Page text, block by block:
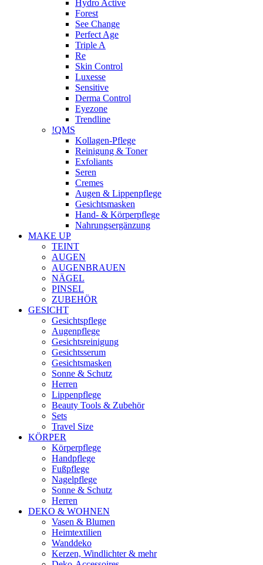
Hydro Active
Forest
See Change
Perfect Age
Triple A
Re
Skin Control
Luxesse
Sensitive
Derma Control
Eyezone
Trendline
!QMS
Kollagen-Pflege
Reinigung & Toner
Exfoliants
Seren
Cremes
Augen & Lippenpflege
Gesichtsmasken
Hand- & Körperpflege
Nahrungsergänzung
MAKE UP
TEINT
AUGEN
AUGENBRAUEN
NÄGEL
PINSEL
ZUBEHÖR
GESICHT
Gesichtspflege
Augenpflege
Gesichtsreinigung
Gesichtsserum
Gesichtsmasken
Sonne & Schutz
Herren
Lippenpflege
Beauty Tools & Zubehör
Sets
Travel Size
KÖRPER
Körperpflege
Handpflege
Fußpflege
Nagelpflege
Sonne & Schutz
Herren
DEKO & WOHNEN
Vasen & Blumen
Heimtextilien
Wanddeko
Kerzen, Windlichter & mehr